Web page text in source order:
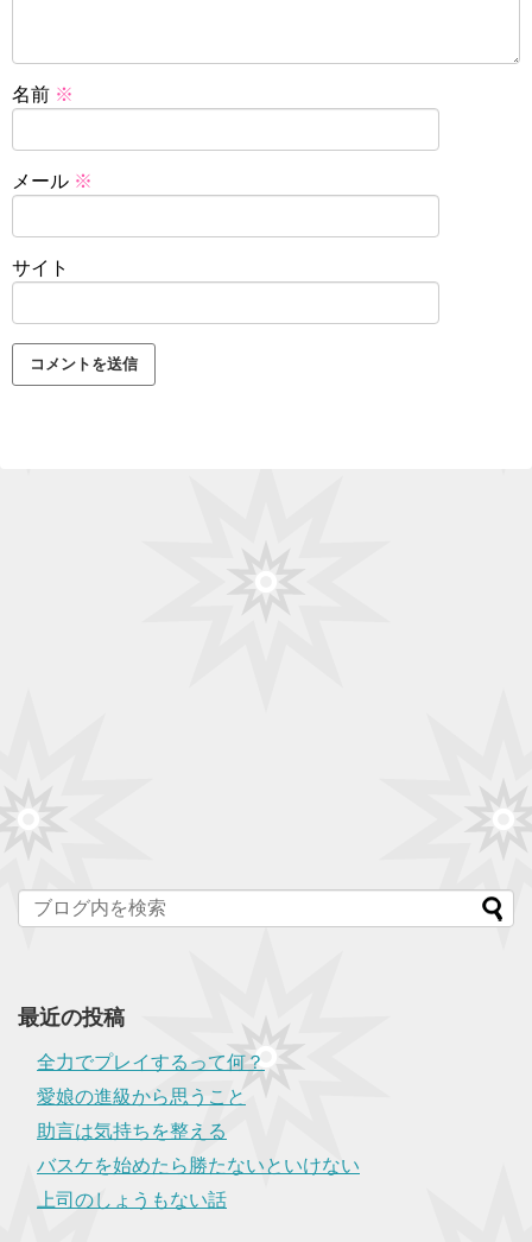
名前 ※
メール ※
サイト
最近の投稿
全力でプレイするって何？
愛娘の進級から思うこと
助言は気持ちを整える
バスケを始めたら勝たないといけない
上司のしょうもない話